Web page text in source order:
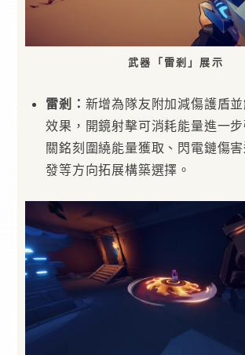
武器「雷剎」展示
雷剎： 新增為隊友附加減傷護盾
效果，開鏡射擊可消耗能量進一
關銘刻圍繞能量獲取、閃電鏈傷
發等方向拓展構築選擇。